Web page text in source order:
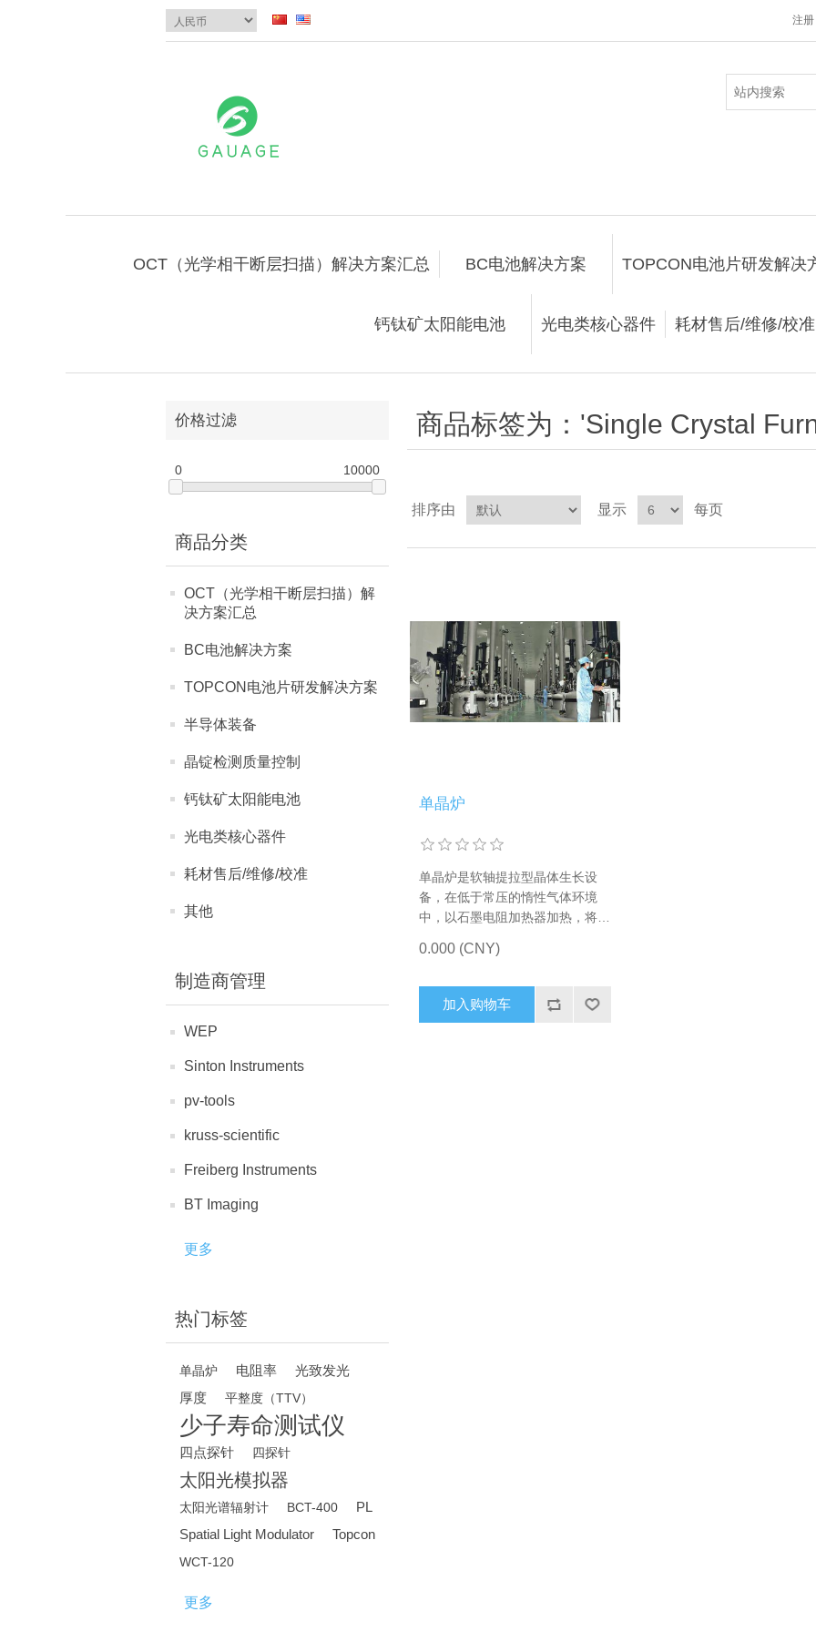
注册
OCT（光学相干断层扫描）解决方案汇总 BC电池解决方案 TOPCON电池片研发解决
钙钛矿太阳能电池 光电类核心器件 耗材售后/维修/校准
价格过滤
0 10000
商品分类
OCT（光学相干断层扫描）解
决方案汇总
BC电池解决方案
TOPCON电池片研发解决方案
半导体装备
晶锭检测质量控制
钙钛矿太阳能电池
光电类核心器件
耗材售后/维修/校准
其他
制造商管理
WEP
Sinton Instruments
pv-tools
kruss-scientific
Freiberg Instruments
BT Imaging
更多
热门标签
单晶炉 电阻率
光致发光
厚度
平整度（TTV）
少子寿命测试仪
四点探针 四探针
太阳光模拟器
太阳光谱辐射计 BCT-400
PL
Spatial Light Modulator
Topcon
WCT-120
更多
商品标签为：'Single Crystal
排序由 显示 每页
单晶炉
单晶炉是软轴提拉型晶体生长设
备，在低于常压的惰性气体环境
中，以石墨电阻加热器加热，将填
化，用直拉法生长无位错的高质量
及以上单晶炉设备。 防护设施 液
0.000 (CNY)
加入购物车